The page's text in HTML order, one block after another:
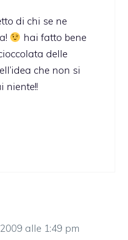
di chi se ne
hai fatto bene
delle
che non si
niente!!
alle 1:49 pm